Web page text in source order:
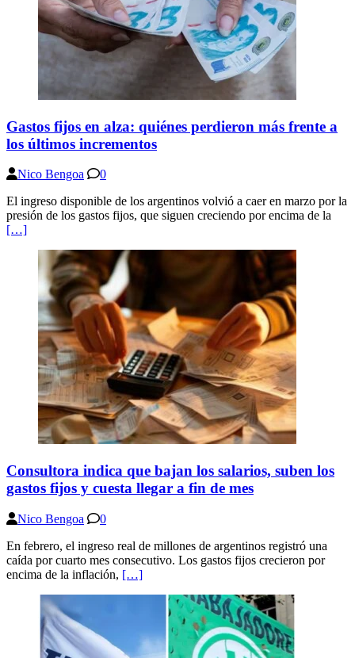
Gastos fijos en alza: quiénes perdieron más frente a
los últimos incrementos
Nico Bengoa
0
El ingreso disponible de los argentinos volvió a caer en marzo por la
presión de los gastos fijos, que siguen creciendo por encima de la
[…]
Consultora indica que bajan los salarios, suben los
gastos fijos y cuesta llegar a fin de mes
Nico Bengoa
0
En febrero, el ingreso real de millones de argentinos registró una
caída por cuarto mes consecutivo. Los gastos fijos crecieron por
encima de la inflación, […]